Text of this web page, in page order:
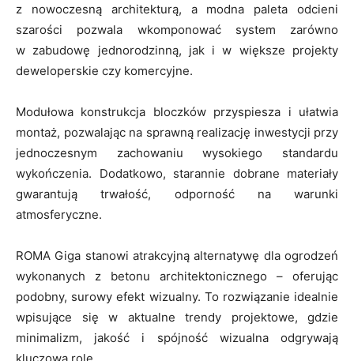
z nowoczesną architekturą, a modna paleta odcieni
szarości pozwala wkomponować system zarówno
w zabudowę jednorodzinną, jak i w większe projekty
deweloperskie czy komercyjne.
Modułowa konstrukcja bloczków przyspiesza i ułatwia
montaż, pozwalając na sprawną realizację inwestycji przy
jednoczesnym zachowaniu wysokiego standardu
wykończenia. Dodatkowo, starannie dobrane materiały
gwarantują trwałość, odporność na warunki
atmosferyczne.
ROMA Giga stanowi atrakcyjną alternatywę dla ogrodzeń
wykonanych z betonu architektonicznego – oferując
podobny, surowy efekt wizualny. To rozwiązanie idealnie
wpisujące się w aktualne trendy projektowe, gdzie
minimalizm, jakość i spójność wizualna odgrywają